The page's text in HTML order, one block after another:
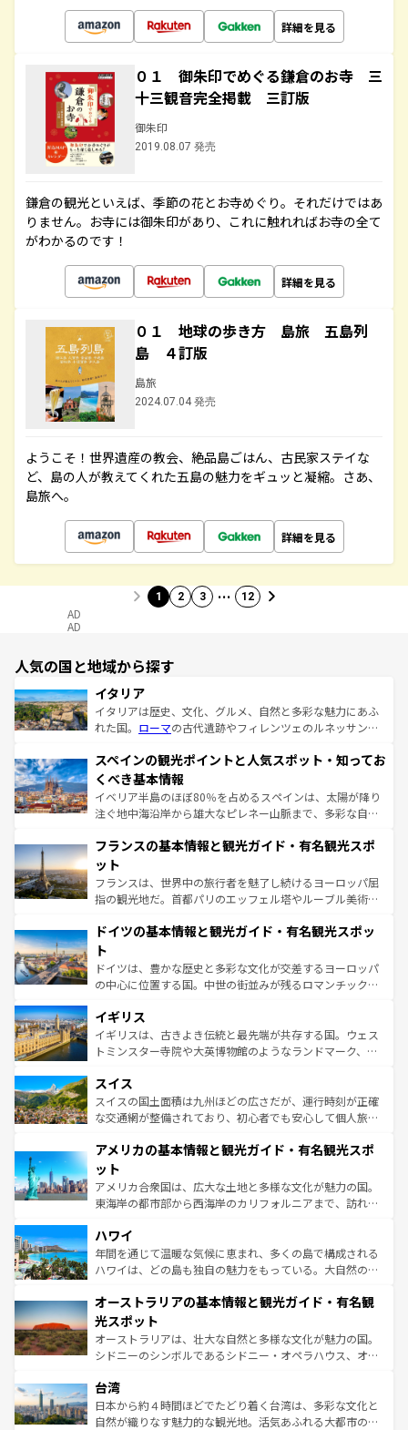
詳細を見る
０１ 御朱印でめぐる鎌倉のお寺 三
十三観音完全掲載 三訂版
御朱印
2019.08.07 発売
鎌倉の観光といえば、季節の花とお寺めぐり。それだけではあ
りません。お寺には御朱印があり、これに触れればお寺の全て
がわかるのです！
詳細を見る
０１ 地球の歩き方 島旅 五島列
島 ４訂版
島旅
2024.07.04 発売
ようこそ！世界遺産の教会、絶品島ごはん、古民家ステイな
ど、島の人が教えてくれた五島の魅力をギュッと凝縮。さあ、
島旅へ。
詳細を見る
1 2 3 … 12
AD
AD
人気の国と地域から探す
イタリア
イタリアは歴史、文化、グルメ、自然と多彩な魅力にあふ
れた国。 ローマの古代遺跡やフィレンツェのルネッサンス
ろん、トスカーナの美しい田園風景やアマルフィ海岸の絶
景など、自然景観も見逃せない。観光の合間には、本場の
ピザやパスタなど、絶品のイタリア料理を堪能することも
できる。朝目覚めてから夜眠るまで、すべての瞬間を楽し
なお、新着のイタリア情報はコンテンツ一覧を参照してほ
しい。
スペインの観光ポイントと人気スポット・知ってお
くべき基本情報
イベリア半島のほぼ80％を占めるスペインは、太陽が降り
注ぐ地中海沿岸から雄大なピレネー山脈まで、多彩な自然
文化が根付くこの国では、情熱的なフラメンコ、熱気あふ
れる闘牛、そして美味しいタパスが生活の一部となってい
る。首都マドリードの洗練された雰囲気や、バルセロナの
アートに溢れた街角から、地方では古代ローマ遺跡や中世
せる。地方によって風土や気候が異なるスペインはその個
ンテンツ一覧 を参照してほしい。
フランスの基本情報と観光ガイド・有名観光スポ
ット
フランスは、世界中の旅行者を魅了し続けるヨーロッパ屈
指の観光地だ。首都パリのエッフェル塔やルーブル美術館
で、幅広い魅力が詰まっている。華麗な宮殿、歴史的な大
聖堂、美しいビーチ、そして豊かな自然が、訪れる者を心
から魅了する。また、フランスは美食の国としても知ら
れ、フランス料理はユネスコ無形文化遺産にも登録されて
香り高いラベンダー畑など、多彩な楽しみ方が可能だ。さ
らに、パリ以外の地域にも魅力が溢れており、どの街角に
も豊かな歴史と文化が息づいている。パリ以外の個性あふ
を参照してほしい。
ドイツの基本情報と観光ガイド・有名観光スポッ
ト
ドイツは、豊かな歴史と多彩な文化が交差するヨーロッパ
の中心に位置する国。中世の街並みが残るロマンチック街
顔を持つこの国は、どこを歩いても飽きることがない。ベ
ルリンの文化的活気、バイエルン州のアルプスの絶景、そ
してライン川沿いのワイン畑といった風景は必見。ビール
は、お酒好きな人にはぜひ体験してほしい。 なお、新着の
ドイツ情報はコンテンツ一覧を参照してほしい。
イギリス
イギリスは、古きよき伝統と最先端が共存する国。ウェス
トミンスター寺院や大英博物館のようなランドマーク、歴
リアごとに異なる魅力がある。また、優雅なアフタヌーン
ティー、ビール好きにはたまらない英国パブ、サッカー観
戦など、本場だからこそできる体験も豊富。イギリスを旅
ンツ一覧を参照してほしい。
スイス
スイスの国土面積は九州ほどの広さだが、運行時刻が正確
な交通網が整備されており、初心者でも安心して個人旅行
の建物がそのまま残る町や、スイスならではのユニークな
博物館もあり、アルプス観光だけでなく町歩きも満喫する
ことができる。国民の所得が高いため物価も高いが、旅行
者向けの交通パス提供のサービスもあり、うまく活用すれ
着のスイス情報は
アメリカの基本情報と観光ガイド・有名観光スポ
ット
アメリカ合衆国は、広大な土地と多様な文化が魅力の国。
東海岸の都市部から西海岸のカリフォルニアまで、訪れる
のような巨大都市は、観光、ショッピング、エンターテイ
ンメントが詰まった刺激的なスポットだ。一方、アメリカ
西部には大自然が広がり、グランドキャニオンやイエロー
部のニューオーリンズでは、音楽と美食が融合した独特の
文化が魅力。旅行者はアメリカの各地域で異なる魅力を楽
しみながら、その多様性と豊かな歴史を感じることができ
るだろう。車でのロードトリップや列車の旅も、アメリカ
情報は
ハワイ
年間を通じて温暖な気候に恵まれ、多くの島で構成される
ハワイは、どの島も独自の魅力をもっている。大自然の神
ワイ島は見逃せない。また、定番の観光地といえばオアフ
島だが、静かな自然を求めるならマウイ島やカウアイ島が
おすすめ。エメラルドグリーンに輝く海をはじめ、豊かな
文化や歴史が息づいている。「アロハスピリット」と呼ば
人々、おいしいローカルフードやハワイアンミュージッ
ク、伝統的なフラダンスなど、すべてがハワイの魅力を彩
っている。訪れるたびに新しい発見と感動が待っているハ
オーストラリアの基本情報と観光ガイド・有名観
光スポット
オーストラリアは、壮大な自然と多様な文化が魅力の国。
シドニーのシンボルであるシドニー・オペラハウス、オー
リアリーフや大陸中央部にそびえるウルル（エアーズロッ
ク）、タスマニアの美しい原生林やケアンズの熱帯雨林な
ど、見どころがたくさん。また、カフェやワイン、オージ
台湾
日本から約４時間ほどでたどり着く台湾は、多彩な文化と
自然が織りなす魅力的な観光地。活気あふれる大都市の台